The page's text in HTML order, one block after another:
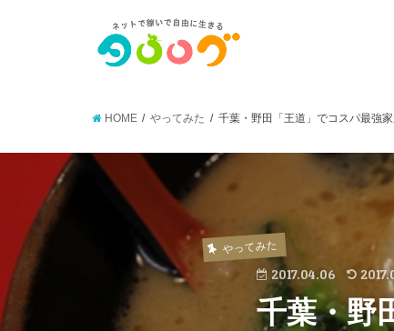
HOME やってみた 千葉・野田「王道」でコスパ最強
やってみた
2017.04.06
千葉・野